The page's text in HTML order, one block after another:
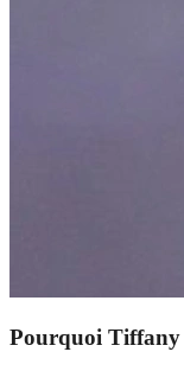
Pourquoi Tiffany